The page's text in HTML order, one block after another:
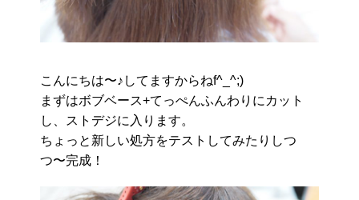
こんにちは〜♪してますからねf^_^;)
まずはボブベース+てっぺんふんわりにカット
し、ストデジに入ります。
ちょっと新しい処方をテストしてみたりしつ
つ〜完成！